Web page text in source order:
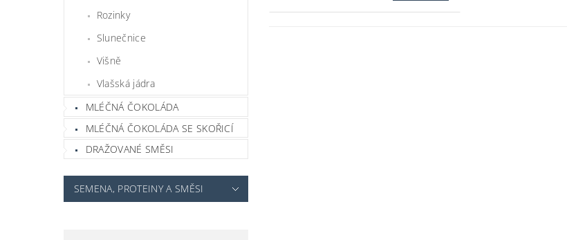
Rozinky
Slunečnice
Višně
Vlašská jádra
MLÉČNÁ ČOKOLÁDA
MLÉČNÁ ČOKOLÁDA SE SKOŘICÍ
DRAŽOVANÉ SMĚSI
SEMENA, PROTEINY A SMĚSI